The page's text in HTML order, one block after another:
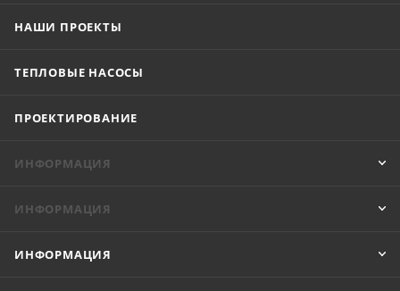
НАШИ ПРОЕКТЫ
ТЕПЛОВЫЕ НАСОСЫ
ПРОЕКТИРОВАНИЕ
ИНФОРМАЦИЯ
ИНФОРМАЦИЯ
ИНФОРМАЦИЯ